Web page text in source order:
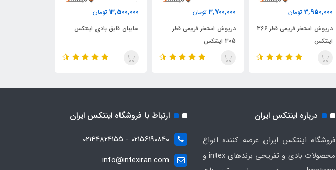
3,950,000 تومان
درپوش استخر فریمی قطر 366
اینتکس
3,700,000 تومان
درپوش استخر فریمی قطر
305 اینتکس
13,500,000 تومان
سایبان قایق بادی اینتکس
درباره اینتکس ایران
فروشگاه اینتکس ایران عرضه کننده انواع
محصولات بادی و تفریحی برندهای intex و
ارتباط با فروشگاه اینتکس ایران
02156190840 - 02144824155
info@intexiran.com